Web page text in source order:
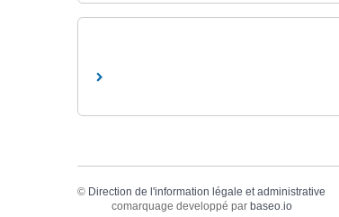
© Direction de l'information légale et administrative
comarquage developpé par baseo.io